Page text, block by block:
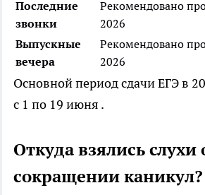
Последние
звонки
Рекомендовано
2026
Выпускные
вечера
Рекомендовано
2026
Основной период сдачи ЕГЭ в
с 1 по 19 июня .
Откуда взялись слухи
сокращении каникул?